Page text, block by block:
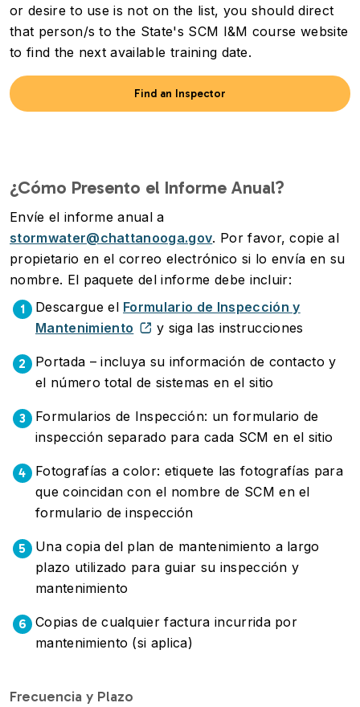
or desire to use is not on the list, you should direct
that person/s to the State's SCM I&M course website
to find the next available training date.
Find an Inspector
¿Cómo Presento el Informe Anual?
Envíe el informe anual a
stormwater@chattanooga.gov. Por favor, copie al
propietario en el correo electrónico si lo envía en su
nombre. El paquete del informe debe incluir:
1 Descargue el Formulario de Inspección y
Mantenimiento
y siga las instrucciones
2
Portada – incluya su información de contacto y
el número total de sistemas en el sitio
3
Formularios de Inspección: un formulario de
inspección separado para cada SCM en el sitio
4
Fotografías a color: etiquete las fotografías para
que coincidan con el nombre de SCM en el
formulario de inspección
5
Una copia del plan de mantenimiento a largo
plazo utilizado para guiar su inspección y
mantenimiento
6
Copias de cualquier factura incurrida por
mantenimiento (si aplica)
Frecuencia y Plazo